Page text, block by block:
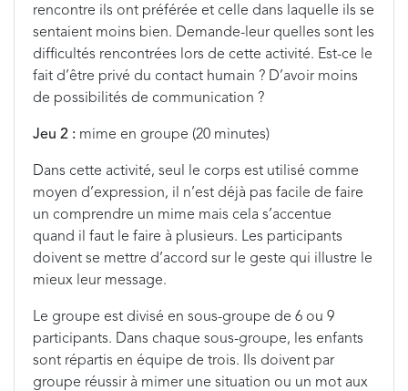
rencontre ils ont préférée et celle dans laquelle ils se
sentaient moins bien. Demande-leur quelles sont les
difficultés rencontrées lors de cette activité. Est-ce le
fait d’être privé du contact humain ? D’avoir moins
de possibilités de communication ?
Jeu 2 : mime en groupe (20 minutes)
Dans cette activité, seul le corps est utilisé comme
moyen d’expression, il n’est déjà pas facile de faire
un comprendre un mime mais cela s’accentue
quand il faut le faire à plusieurs. Les participants
doivent se mettre d’accord sur le geste qui illustre le
mieux leur message.
Le groupe est divisé en sous-groupe de 6 ou 9
participants. Dans chaque sous-groupe, les enfants
sont répartis en équipe de trois. Ils doivent par
groupe réussir à mimer une situation ou un mot aux